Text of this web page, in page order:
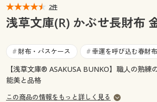
マイページ
お気に入り
サポート
閲覧履歴
サポート
ご利用ガイド
2件
浅草文庫(R) かぶせ長財布
# 財布・パスケース # 幸運を呼び込む春財布
【浅草文庫® ASAKUSA BUNKO】職人の熟練
能美と品格
この商品の情報をもっと詳しく見る